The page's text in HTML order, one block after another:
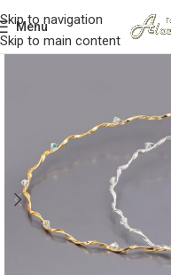
Skip to navigation
Skip to main content
Menu